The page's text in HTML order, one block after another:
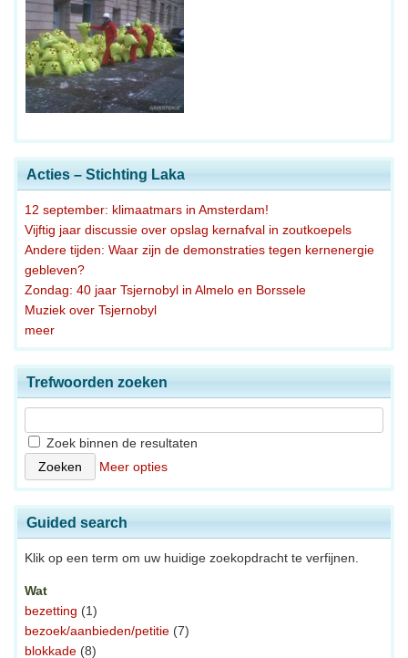
Acties – Stichting Laka
12 september: klimaatmars in Amsterdam!
Vijftig jaar discussie over opslag kernafval in zoutkoepels
Andere tijden: Waar zijn de demonstraties tegen kernenergie
gebleven?
Zondag: 40 jaar Tsjernobyl in Almelo en Borssele
Muziek over Tsjernobyl
meer
Trefwoorden zoeken
Zoek binnen de resultaten
Meer opties
Guided search
Klik op een term om uw huidige zoekopdracht te verfijnen.
Wat
bezetting (1)
bezoek/aanbieden/petitie (7)
blokkade (8)